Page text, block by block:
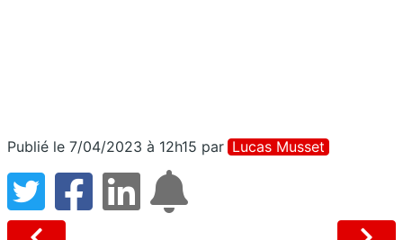
Publié le 7/04/2023 à 12h15 par Lucas Musset